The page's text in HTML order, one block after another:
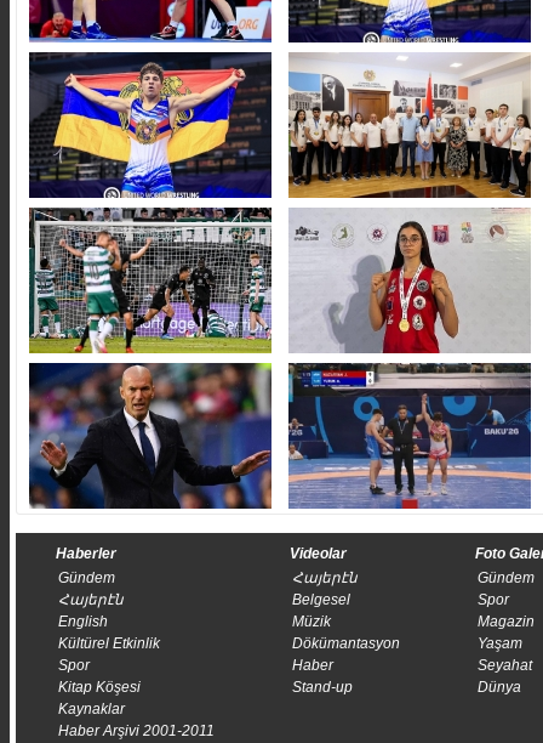
Haberler
Gündem
Հայերէն
English
Kültürel Etkinlik
Spor
Kitap Köşesi
Kaynaklar
Haber Arşivi 2001-2011
Videolar
Հայերէն
Belgesel
Müzik
Dökümantasyon
Haber
Stand-up
Foto
Gündem
Spor
Magazin
Yaşam
Seyahat
Dünya